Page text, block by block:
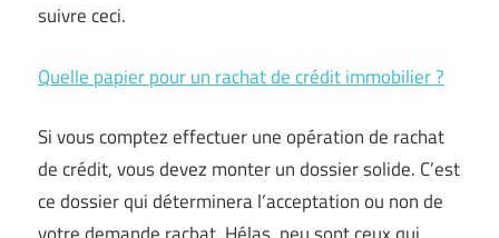
suivre ceci.
Quelle papier pour un rachat de crédit immobilier ?
Si vous comptez effectuer une opération de rachat
de crédit, vous devez monter un dossier solide. C’est
ce dossier qui déterminera l’acceptation ou non de